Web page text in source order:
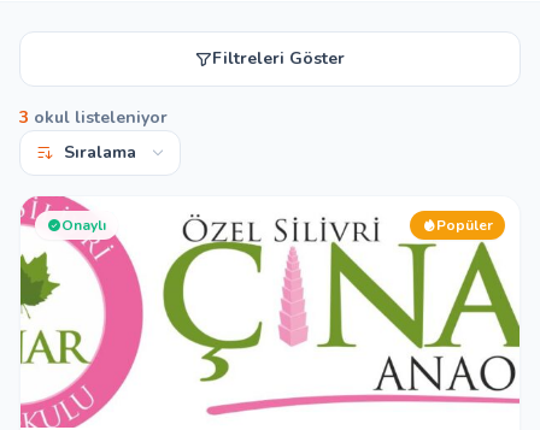
Filtreleri Göster
3 okul listeleniyor
Onaylı Popüler